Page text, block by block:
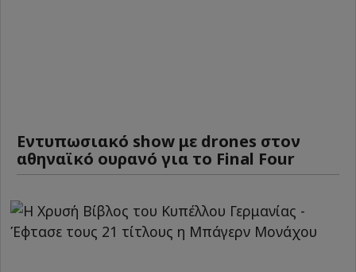
Εντυπωσιακό show με drones στον
αθηναϊκό ουρανό για το Final Four